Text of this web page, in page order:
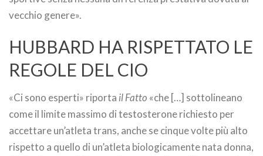
vecchio genere».
HUBBARD HA RISPETTATO LE
REGOLE DEL CIO
«Ci sono esperti» riporta il Fatto «che […] sottolineano
come il limite massimo di testosterone richiesto per
accettare un’atleta trans, anche se cinque volte più alto
rispetto a quello di un’atleta biologicamente nata donna,